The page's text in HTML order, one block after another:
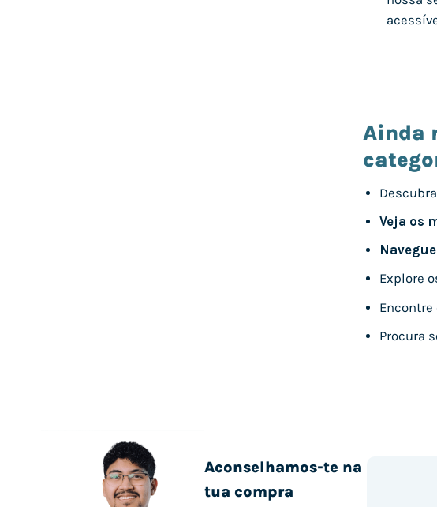
Ainda
Veja os
Explore
Procura
Aconselhamos-te na
tua compra